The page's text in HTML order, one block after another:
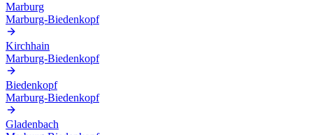
Marburg
Marburg-Biedenkopf
Kirchhain
Marburg-Biedenkopf
Biedenkopf
Marburg-Biedenkopf
Gladenbach